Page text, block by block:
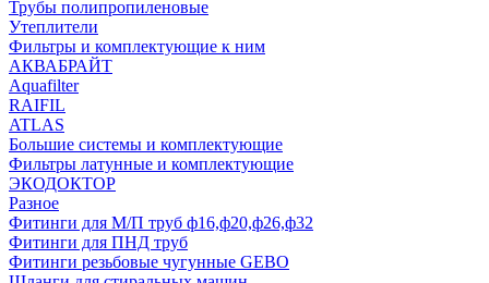
Трубы полипропиленовые
Утеплители
Фильтры и комплектующие к ним
АКВАБРАЙТ
Aquafilter
RAIFIL
ATLAS
Большие системы и комплектующие
Фильтры латунные и комплектующие
ЭКОДОКТОР
Разное
Фитинги для М/П труб ф16,ф20,ф26,ф32
Фитинги для ПНД труб
Фитинги резьбовые чугунные GEBO